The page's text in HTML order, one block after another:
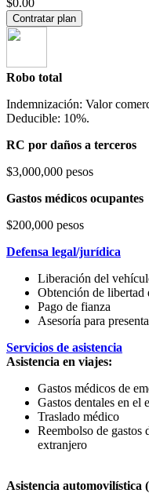
Contratar plan
Robo total
Indemnización: Valor
Deducible: 10%.
RC por daños a terceros
$3,000,000 pesos
Gastos médicos ocupantes
$200,000 pesos
Defensa legal/jurídica
Liberación del
Obtención de libertad
Pago de fianza
Asesoría para
Servicios de asistencia
Asistencia en viajes:
Gastos médicos de
Gastos dentales en el
Traslado médico
Reembolso de gastos
extranjero
Asistencia automovilística